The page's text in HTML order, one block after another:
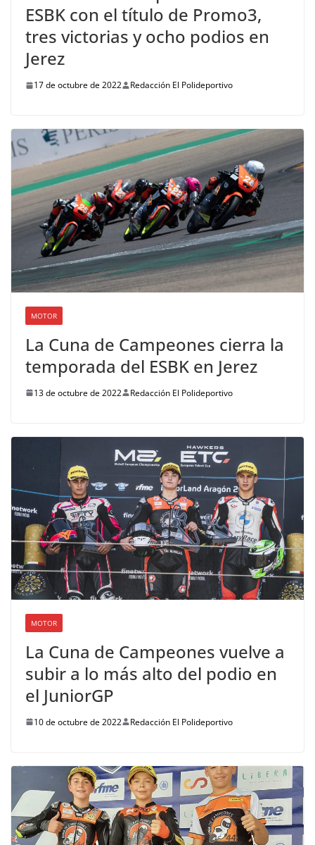
ESBK con el título de Promo3,
tres victorias y ocho podios en
Jerez
17 de octubre de 2022 Redacción El Polideportivo
MOTOR
La Cuna de Campeones cierra la
temporada del ESBK en Jerez
13 de octubre de 2022 Redacción El Polideportivo
MOTOR
La Cuna de Campeones vuelve a
subir a lo más alto del podio en
el JuniorGP
10 de octubre de 2022 Redacción El Polideportivo